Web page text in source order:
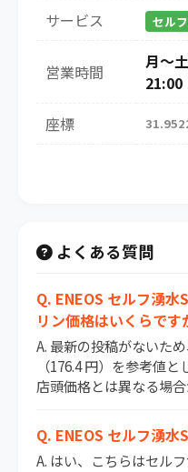
サービス
セルフ
営業時間
月～
21:00
座標
よくある質問
Q. ENEOS セルフ湧水
リン価格はいくらです
A. 最新の投稿がないた
（176.4 円）を参考値
店頭価格とは異なる場合
Q. ENEOS セルフ湧水
A. はい、こちらはセル